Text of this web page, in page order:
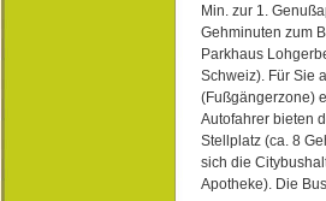
Min. zur 1.
Gehminuten zum
Parkhaus
Schweiz). Für Sie
(Fußgängerzone)
Autofahrer bieten
Stellplatz (ca. 8
sich die
Apotheke). Die